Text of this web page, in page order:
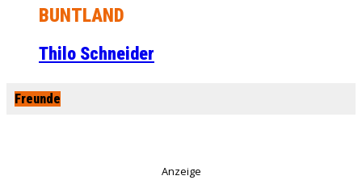
BUNTLAND
Thilo Schneider
Freunde
Anzeige